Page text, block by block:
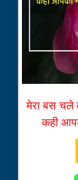
मेरा बस चले
कही